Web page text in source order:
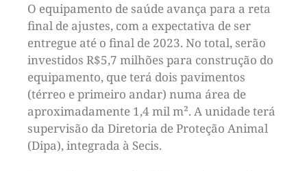
O equipamento de saúde avança para a reta
final de ajustes, com a expectativa de ser
entregue até o final de 2023. No total, serão
investidos R$5,7 milhões para construção do
equipamento, que terá dois pavimentos
(térreo e primeiro andar) numa área de
aproximadamente 1,4 mil m². A unidade terá
supervisão da Diretoria de Proteção Animal
(Dipa), integrada à Secis.